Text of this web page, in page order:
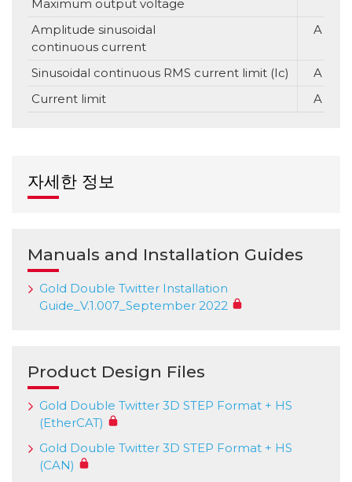
Maximum output voltage
Amplitude sinusoidal
continuous current
A
Sinusoidal continuous RMS current limit (Ic)
A
Current limit
A
자세한 정보
Manuals and Installation Guides
Gold Double Twitter Installation
Guide_V.1.007_September 2022
Product Design Files
Gold Double Twitter 3D STEP Format + HS
(EtherCAT)
Gold Double Twitter 3D STEP Format + HS
(CAN)